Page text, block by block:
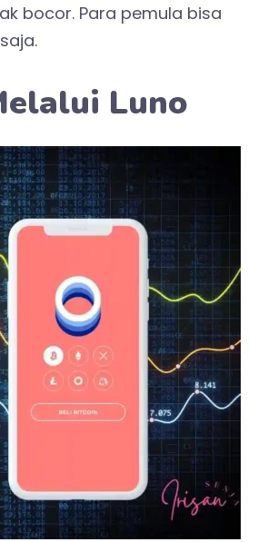
bocor. Para pemula bisa
Luno